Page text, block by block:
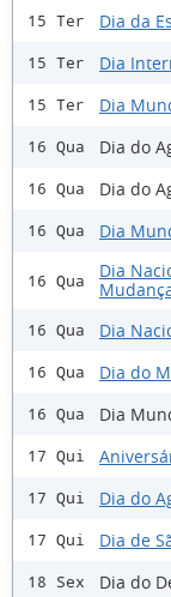
15 Ter Dia da
15 Ter Dia
15 Ter Dia
16 Qua Dia do
16 Qua Dia do
16 Qua Dia
16 Qua
Dia
16 Qua Dia
16 Qua Dia do
16 Qua Dia
17 Qui
17 Qui Dia do
17 Qui Dia de
18 Sex Dia do